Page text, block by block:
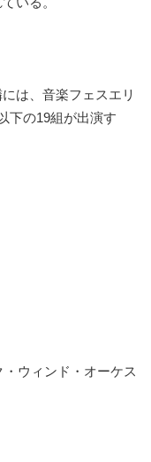
は、音楽フェスエリ
下の19組が出演す
ウィンド・オーケス